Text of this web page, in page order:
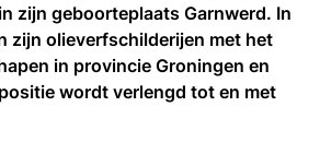
zijn geboorteplaats Garnwerd. In
zijn olieverfschilderijen met het
in provincie Groningen en
wordt verlengd tot en met